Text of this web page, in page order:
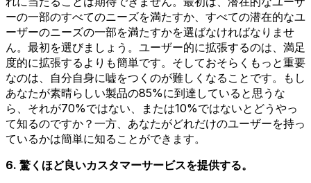
ーの一部のすべてのニーズを満たすか、すべての潜在的なユ
ーザーのニーズの一部を満たすかを選ばなければなりませ
ん。最初を選びましょう。ユーザー的に拡張するのは、満足
度的に拡張するよりも簡単です。そしておそらくもっと重要
なのは、自分自身に嘘をつくのが難しくなることです。もし
あなたが素晴らしい製品の85%に到達していると思うな
ら、それが70%ではない、または10%ではないとどうやっ
て知るのですか？一方、あなたがどれだけのユーザーを持っ
ているかは簡単に知ることができます。
6. 驚くほど良いカスタマーサービスを提供する。